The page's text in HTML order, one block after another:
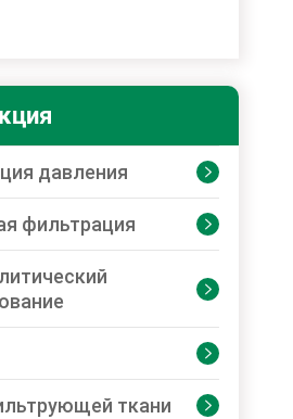
давления 
фильтрация 


ткани 